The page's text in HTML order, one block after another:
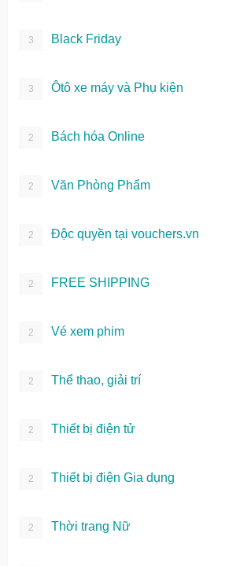
3 Black Friday
3 Ôtô xe máy và Phụ kiện
2 Bách hóa Online
2 Văn Phòng Phẩm
2 Độc quyền tại vouchers.vn
2 FREE SHIPPING
2 Vé xem phim
2 Thể thao, giải trí
2 Thiết bị điện tử
2 Thiết bị điện Gia dụng
2 Thời trang Nữ